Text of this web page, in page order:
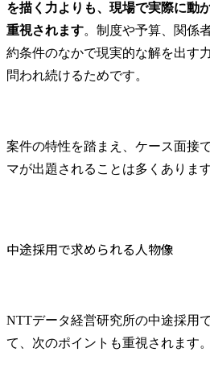
を描く力よりも、現場で実際に動
重視されます。制度や予算、関係
約条件のなかで現実的な解を出す
問われ続けるためです。
案件の特性を踏まえ、ケース面接
マが出題されることは多くあります
中途採用で求められる人物像
NTTデータ経営研究所の中途採用
て、次のポイントも重視されます。